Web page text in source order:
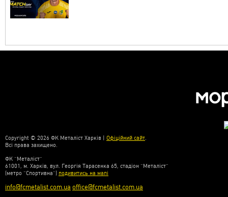
Copyright © 2026 ФК Металіст Харків | Офіційний сайт.
Всі права захищено.
ФК “Металіст”
61001, м. Харків, вул. Георгія Тарасенка 65, стадіон “Металіст”
(метро “Спортивна”) подивитись на мапі
info@fcmetalist.com.ua office@fcmetalist.com.ua